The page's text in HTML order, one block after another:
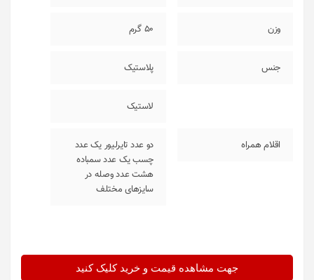
وزن 50 گرم
جنس پلاستیک
لاستیک
اقلام همراه
دو عدد تایرلیور یک عدد
چسب یک عدد سمباده
هشت عدد وصله در
سایزهای مختلف
جهت مشاهده قیمت و خرید کلیک کنید